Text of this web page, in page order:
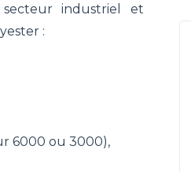
secteur industriel et
:
6000 ou 3000),